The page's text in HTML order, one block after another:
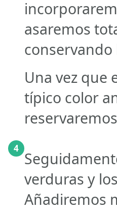
asaremos
conservando
4
Una vez que
típico color
verduras y
Añadiremos